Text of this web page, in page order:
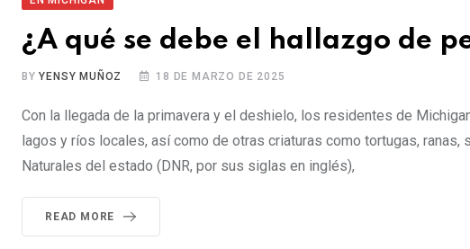
¿A qué se debe el hallazgo de
BYYENSY MUÑOZ 18 DE MARZO DE 2025
Con la llegada de la primavera y el deshielo, los residentes de
lagos y ríos locales, así como de otras criaturas como tortugas,
Naturales del estado (DNR, por sus siglas en inglés),
READ MORE